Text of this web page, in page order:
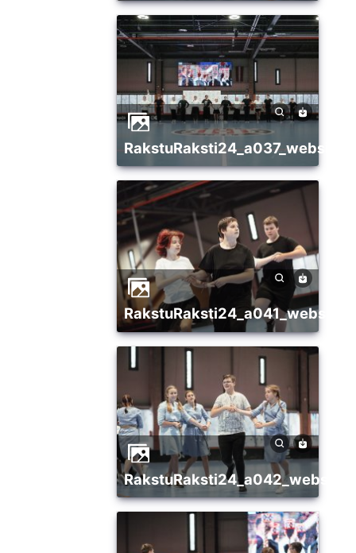
RakstuRaksti24_a037_websize
RakstuRaksti24_a041_websize
RakstuRaksti24_a042_websize